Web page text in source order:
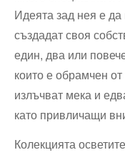
Идеята зад нея е
създадат своя
един, два или
които е обрамчен
излъчват мека и
като привличащи
Колекцията